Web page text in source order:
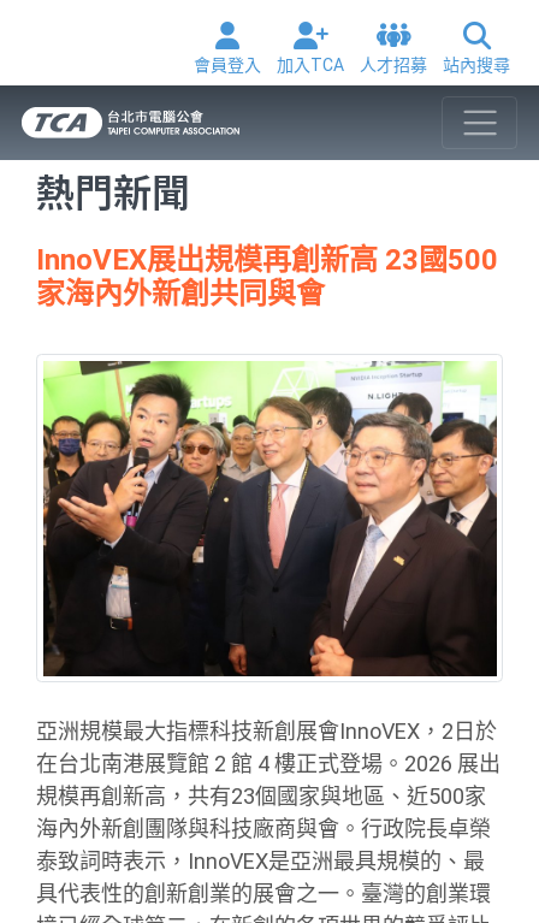
會員登入 加入TCA 人才招募 站內搜尋
熱門新聞
InnoVEX展出規模再創新高 23國500
家海內外新創共同與會
亞洲規模最大指標科技新創展會InnoVEX，2日於
在台北南港展覽館 2 館 4 樓正式登場。2026 展出
規模再創新高，共有23個國家與地區、近500家
海內外新創團隊與科技廠商與會。行政院長卓榮
泰致詞時表示，InnoVEX是亞洲最具規模的、最
具代表性的創新創業的展會之一。臺灣的創業環